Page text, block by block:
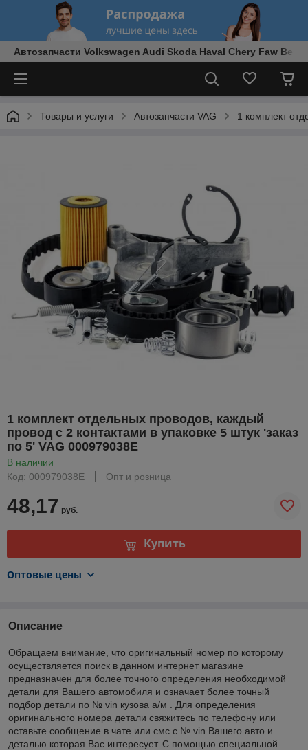
Автозапчасти Volkswagen Audi Skoda Haval Chery Faw
Товары и услуги Автозапчасти VAG 1 комплект
1 комплект отдельных проводов, каждый
провод с 2 контактами в упаковке 5 штук 'заказ
по 5' VAG 000979038E
В наличии
Код: 000979038E
Опт и розница
48,17 руб.
Купить
Оптовые цены
Описание
Обращаем внимание, что оригинальный номер по которому
осуществляется поиск в данном интернет магазине
предназначен для более точного определения необходимой
детали для Вашего автомобиля и означает более точный
подбор детали по № vin кузова а/м . Для определения
оригинального номера детали свяжитесь по телефону или
оставьте сообщение в чате или смс с № vin Вашего авто и
деталью которая Вас интересует. С помощью специальной